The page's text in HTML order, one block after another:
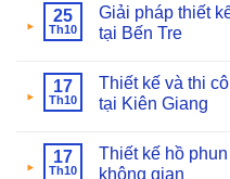
25
Th10
Giải pháp thiết
tại Bến Tre
17
Th10
Thiết kế và thi
tại Kiên Giang
17
Th10
Thiết kế hồ
không gian